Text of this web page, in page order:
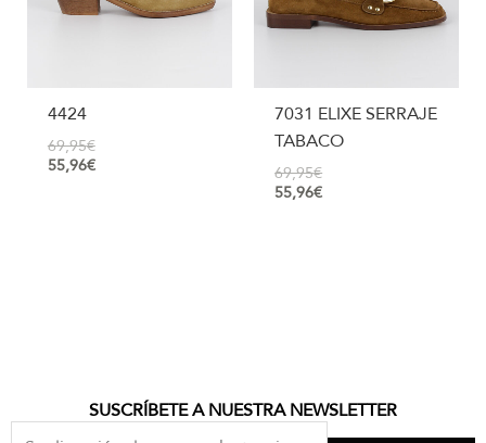
4424
69,95€
55,96€
7031 ELIXE SERRAJE
TABACO
69,95€
55,96€
SUSCRÍBETE A NUESTRA NEWSLETTER